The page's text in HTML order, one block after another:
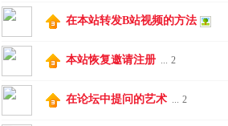
在本站转发B站视频的方法
本站恢复邀请注册 ... 2
在论坛中提问的艺术 ... 2